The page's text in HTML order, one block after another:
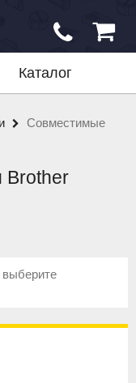
Каталог
Совместимые
Brother
выберите